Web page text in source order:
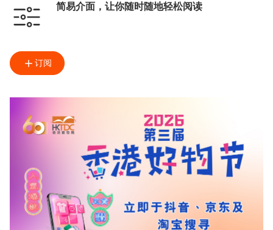
简易介面，让你随时随地轻松阅读
订阅